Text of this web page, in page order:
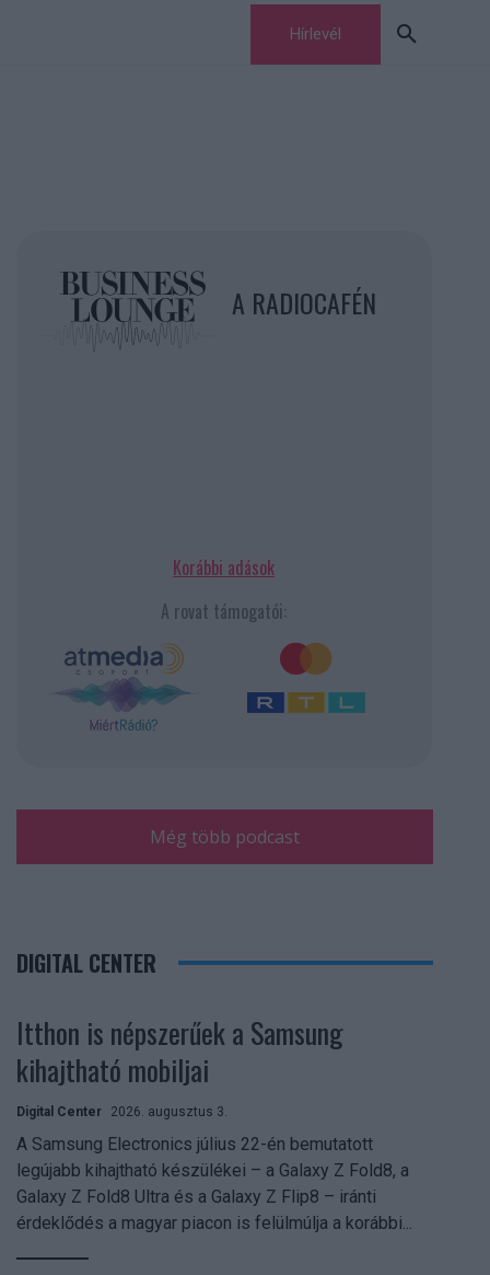
Hírlevél
A RADIOCAFÉN
Korábbi adások
A rovat támogatói:
Még több podcast
DIGITAL CENTER
Itthon is népszerűek a Samsung
kihajtható mobiljai
Digital Center 2026. augusztus 3.
A Samsung Electronics július 22-én bemutatott
legújabb kihajtható készülékei – a Galaxy Z Fold8, a
Galaxy Z Fold8 Ultra és a Galaxy Z Flip8 – iránti
érdeklődés a magyar piacon is felülmúlja a korábbi...